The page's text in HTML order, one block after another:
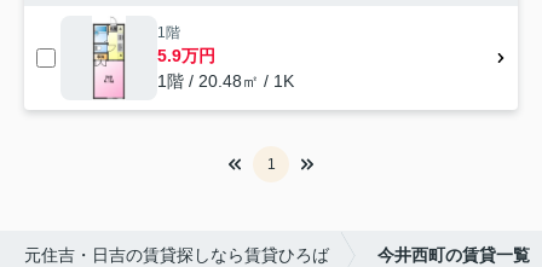
1階
5.9万円
1階 / 20.48㎡ / 1K
1
元住吉・日吉の賃貸探しなら賃貸ひろば 今井西町の賃貸一覧